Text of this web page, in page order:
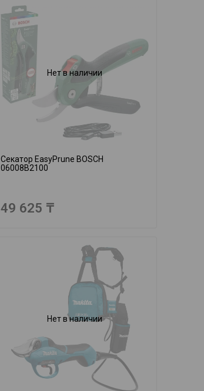
Нет в наличии
Секатор EasyPrune BOSCH
06008B2100
49 625 ₸
Нет в наличии